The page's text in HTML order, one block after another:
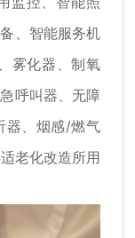
、智能服务机
雾化器、制氧
呼叫器、无障
器、烟感/燃气
老化改造所用